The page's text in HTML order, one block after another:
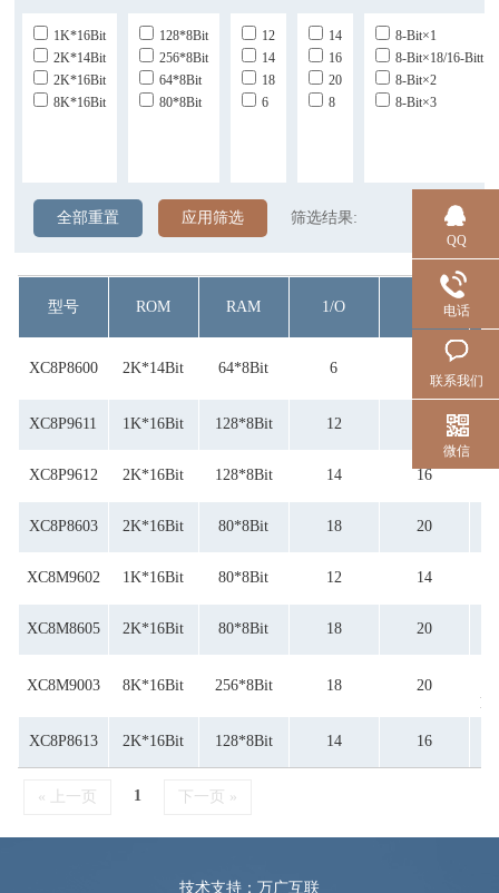
1K*16Bit
2K*14Bit
2K*16Bit
8K*16Bit
128*8Bit
256*8Bit
64*8Bit
80*8Bit
12
14
18
6
14
16
20
8
8-Bit×1
8-Bit×18/16-
8-Bit×2
8-Bit×3
全部重置 应用筛选 筛选结果:
型号 ROM RAM 1/O
XC8P8600 2K*14Bit 64*8Bit 6
XC8P9611 1K*16Bit 128*8Bit 12
XC8P9612 2K*16Bit 128*8Bit 14 16
XC8P8603 2K*16Bit 80*8Bit 18 20
XC8M9602 1K*16Bit 80*8Bit 12 14
XC8M8605 2K*16Bit 80*8Bit 18 20
XC8M9003 8K*16Bit 256*8Bit 18 20
XC8P8613 2K*16Bit 128*8Bit 14 16
« 上一页 1 下一页 »
技术支持：万广互联
QQ
电话
联系我们
微信